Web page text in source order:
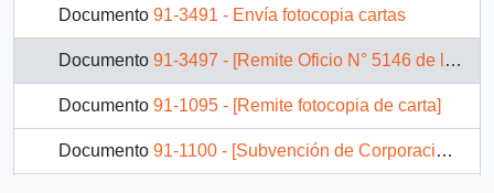
Documento 91-3491 - Envía fotocopia cartas
Documento 91-3497 - [Remite Oficio N° 5146 de la Cámara de Diputados]
Documento 91-1095 - [Remite fotocopia de carta]
Documento 91-1100 - [Subvención de Corporación de Ayuda al Menor (CORDAM)]